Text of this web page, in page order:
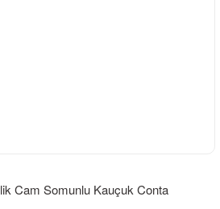
Cam Somunlu Kauçuk Conta